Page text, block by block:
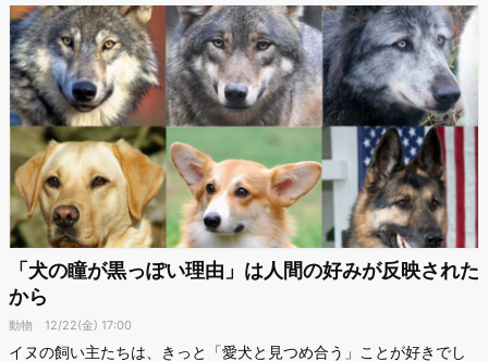
「犬の瞳が黒っぽい理由」は人間の好みが反映された
から
動物 12/22(金) 17:00
イヌの飼い主たちは、きっと「愛犬と見つめ合う」ことが好きでし